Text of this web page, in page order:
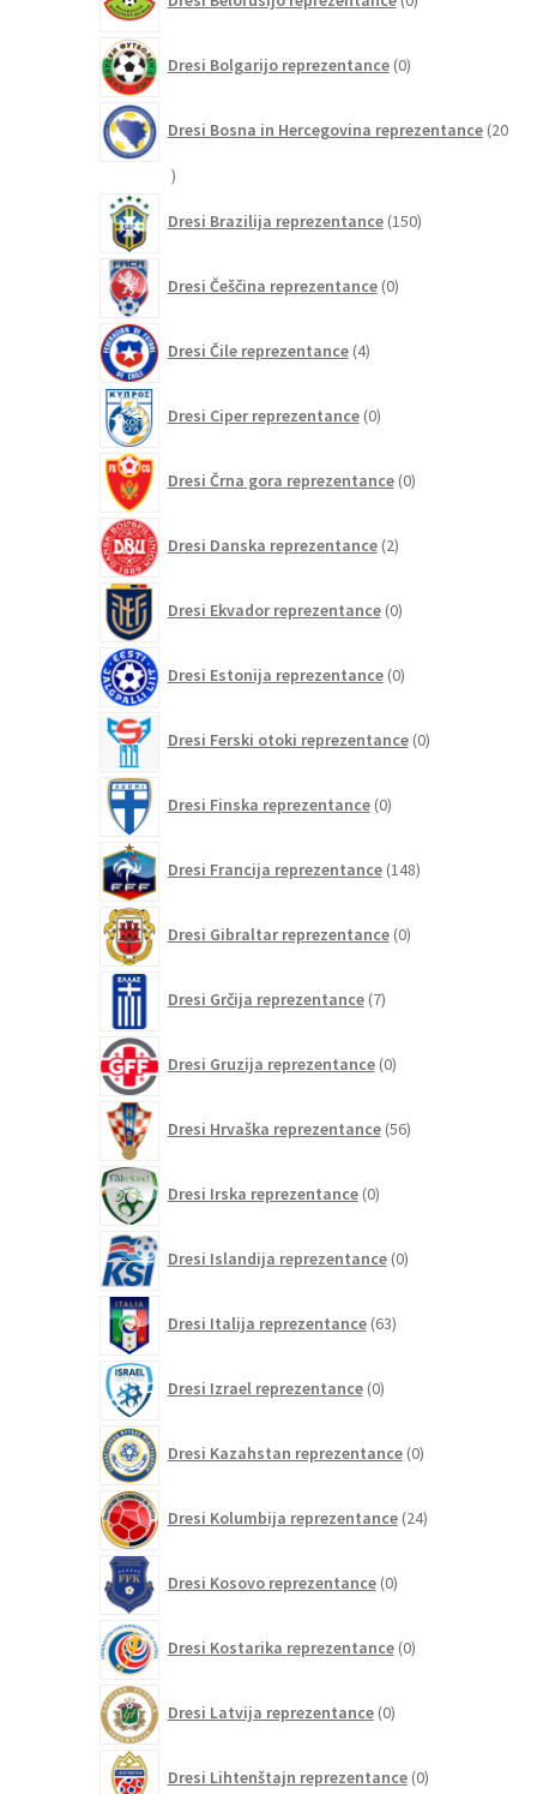
izdelkov
Dresi Bolgarijo reprezentance 0izdelkov
Dresi Bosna in Hercegovina reprezentance 20
20
Dresi Brazilija reprezentance 150izdelkov
Dresi Češčina reprezentance 0izdelkov
Dresi Čile reprezentance 4izdelki
Dresi Ciper reprezentance 0izdelkov
Dresi Črna gora reprezentance 0izdelkov
Dresi Danska reprezentance 2izdelka
Dresi Ekvador reprezentance 0izdelkov
Dresi Estonija reprezentance 0izdelkov
Dresi Ferski otoki reprezentance 0izdelkov
Dresi Finska reprezentance 0izdelkov
Dresi Francija reprezentance 148izdelkov
Dresi Gibraltar reprezentance 0izdelkov
Dresi Grčija reprezentance 7izdelkov
Dresi Gruzija reprezentance 0izdelkov
Dresi Hrvaška reprezentance 56izdelkov
Dresi Irska reprezentance 0izdelkov
Dresi Islandija reprezentance 0izdelkov
Dresi Italija reprezentance 63izdelkov
Dresi Izrael reprezentance 0izdelkov
Dresi Kazahstan reprezentance 0izdelkov
Dresi Kolumbija reprezentance 24izdelkov
Dresi Kosovo reprezentance 0izdelkov
Dresi Kostarika reprezentance 0izdelkov
Dresi Latvija reprezentance 0izdelkov
Dresi Lihtenštajn reprezentance 0izdelkov